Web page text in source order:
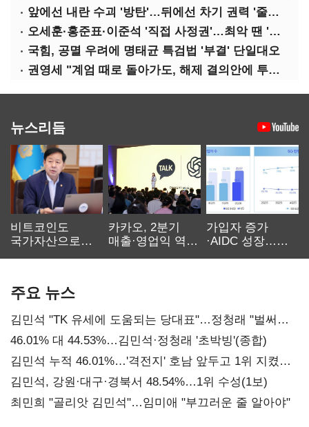
앞에선 내란 수괴 '방탄'…뒤에선 차기 권력 '줄서기'
오세훈·홍준표·이준석 '직접 사정권'…최악 땐 '대선 레이스' 이탈
국힘, 공멸 우려에 명태균 특검법 '부결' 단일대오
권영세 "계엄 때로 돌아가도, 해제 결의안에 투표 안 할 것"
뉴스리듬
비트코인도
국가자산으로…'
카카오, 2분기
매출·영업익 역대
가입자 증가
·AIDC 성장…
주요 뉴스
김민석 "TK 유세에 도움되는 당대표"…정청래 "벌써
대표된 양 당직 배분"
46.01% 대 44.53%…김민석·정청래 '초박빙'(종합)
김민석 누적 46.01%…'격전지' 호남 앞두고 1위 지켰다
(2보)
김민석, 강원·대구·경북서 48.54%…1위 수성(1보)
최민희 "골리앗 김민석"…임미애 "부끄러운 줄 알아야"